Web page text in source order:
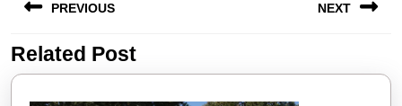
PREVIOUS
Vorige
bericht:
NEXT
bericht:
Related Post